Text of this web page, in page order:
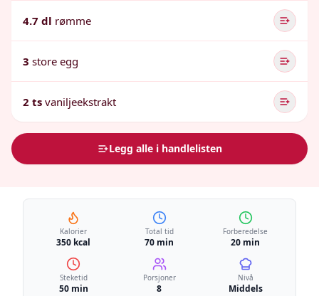
4.7 dl rømme
3 store egg
2 ts vaniljeekstrakt
Legg alle i handlelisten
Kalorier
350 kcal
Total tid
70 min
Forberedelse
20 min
Steketid
50 min
Porsjoner
8
Nivå
Middels